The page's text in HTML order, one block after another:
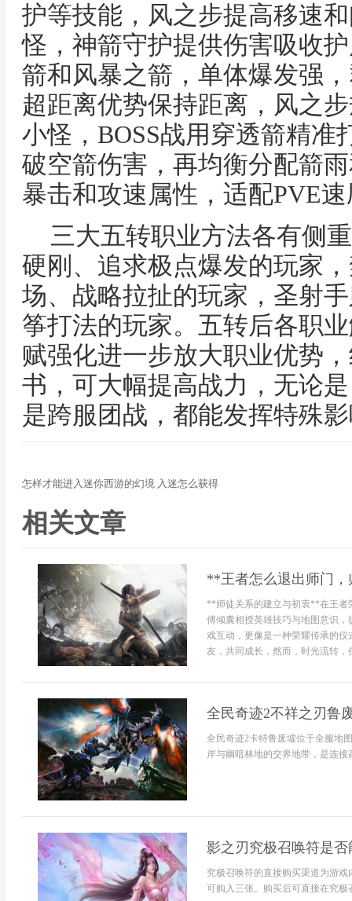
护等技能，风之步提高移速
怪，神箭守护提供伤害吸收
箭和风暴之箭，单体爆发强
超距离优势保持距离，风之
小怪，BOSS战用穿透箭精准
破空箭伤害，再均衡分配箭
暴击和攻速属性，适配PVE
三大五转职业方法各有侧
硬刚、追求极点爆发的玩家
场、战略拉扯的玩家，圣射
筝打法的玩家。五转后各职
赋强化进一步放大职业优势
书，可大幅提高战力，无论
是跨服团战，都能发挥特殊
怎样才能进入迷你西游的幻境 入迷怎么获得
相关文章
**王者怎么退出师门
**师徒关系的建立与初衷**在王者
傅倾囊相授英雄技巧与地图意识
戏互动，更像是一种荣耀传承的
友，共同成长，然而，时光流转
全民奇迹2不祥之刃鲁
全民奇迹2卡特鲁废墟位于全服地
岸与幽暗林地的交界地带，是连
影之刃究极召唤符是
究极召唤符的直接购买渠道为游
可购入三张。购买后可直接在究